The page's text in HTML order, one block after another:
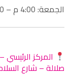
الجمعة: 4:00 م – 1:00 ص
المركز
صلالة – شارع